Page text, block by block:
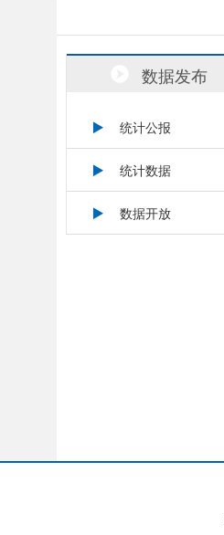
数据发布
统计公报
统计数据
数据开放